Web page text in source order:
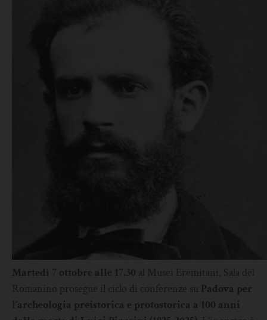
Martedì 7 ottobre alle 17.30 al Musei Eremitani, Sala del
Romanino prosegue il ciclo di conferenze su Padova per
l’archeologia preistorica e protostorica a 100 anni